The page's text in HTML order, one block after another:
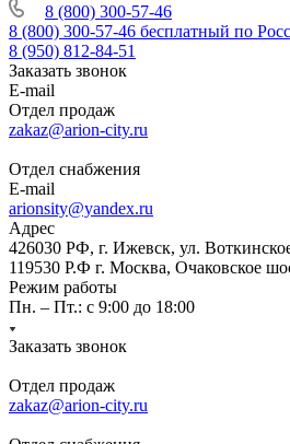
8 (800) 300-57-46
8 (800) 300-57-46 бесплатный по
8 (950) 812-84-51
Заказать звонок
E-mail
Отдел продаж
zakaz@arion-city.ru
Отдел снабжения
E-mail
arionsity@yandex.ru
Адрес
426030 РФ, г. Ижевск, ул.
119530 Р.Ф г. Москва, Очаковское
Режим работы
Пн. – Пт.: с 9:00 до 18:00
Заказать звонок
Отдел продаж
zakaz@arion-city.ru